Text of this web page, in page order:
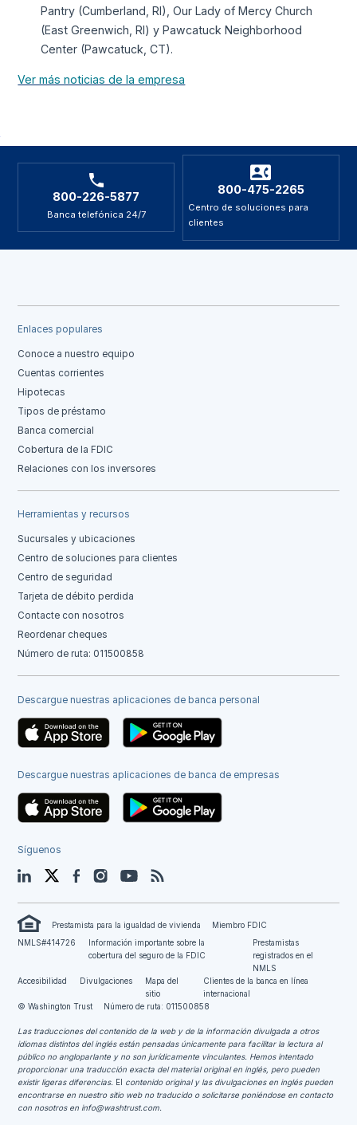
Pantry (Cumberland, RI), Our Lady of Mercy Church
(East Greenwich, RI) y Pawcatuck Neighborhood
Center (Pawcatuck, CT).
Ver más noticias de la empresa
800-226-5877
Banca telefónica 24/7
800-475-2265
Centro de soluciones para
clientes
Enlaces populares
Conoce a nuestro equipo
Cuentas corrientes
Hipotecas
Tipos de préstamo
Banca comercial
Cobertura de la FDIC
Relaciones con los inversores
Herramientas y recursos
Sucursales y ubicaciones
Centro de soluciones para clientes
Centro de seguridad
Tarjeta de débito perdida
Contacte con nosotros
Reordenar cheques
Número de ruta: 011500858
Descargue nuestras aplicaciones de banca personal
Descargue nuestras aplicaciones de banca de empresas
Síguenos
LinkedIn TwitterFacebookInstagramYouTube
Prestamista para la igualdad de vivienda
Miembro FDIC
NMLS#414726
Información importante sobre la
cobertura del seguro de la FDIC
Prestamistas
registrados en el
NMLS
Accesibilidad
Divulgaciones
Mapa del
sitio
Clientes de la banca en línea
internacional
© Washington Trust
Número de ruta: 011500858
Las traducciones del contenido de la web y de la información divulgada a otros
idiomas distintos del inglés están pensadas únicamente para facilitar la lectura al
público no angloparlante y no son jurídicamente vinculantes. Hemos intentado
proporcionar una traducción exacta del material original en inglés, pero pueden
existir ligeras diferencias. El contenido original y las divulgaciones en inglés pueden
encontrarse en nuestro sitio web no traducido o solicitarse poniéndose en contacto
con nosotros en info@washtrust.com.